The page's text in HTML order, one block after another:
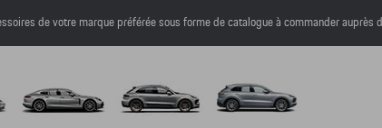
de votre marque préférée sous forme de catalogue à commander auprès